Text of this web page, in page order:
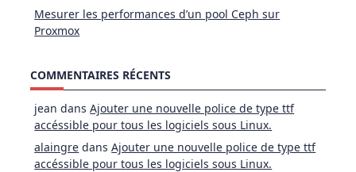
Mesurer les performances d’un pool Ceph sur
Proxmox
COMMENTAIRES RÉCENTS
jean dansAjouter une nouvelle police de type ttf
accéssible pour tous les logiciels sous Linux.
alaingre dansAjouter une nouvelle police de type ttf
accéssible pour tous les logiciels sous Linux.